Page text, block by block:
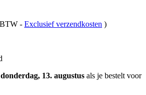
- Exclusief verzendkosten )
13. augustus als je bestelt voor